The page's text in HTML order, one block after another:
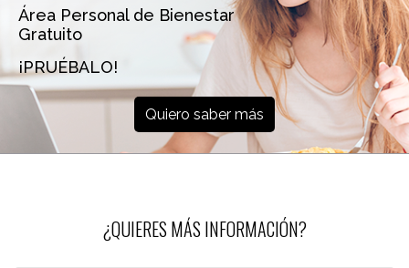
Área Personal de Bienestar
Gratuito
¡PRUÉBALO!
Quiero saber más
¿QUIERES MÁS INFORMACIÓN?